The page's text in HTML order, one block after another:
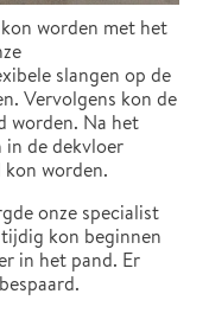
worden met het
slangen op de
Vervolgens kon de
worden. Na het
in de dekvloer
kon worden.
onze specialist
kon beginnen
in het pand. Er